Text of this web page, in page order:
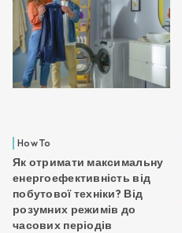
How To
Як отримати максимальну
енергоефективність від
побутової техніки? Від
розумних режимів до
часових періодів